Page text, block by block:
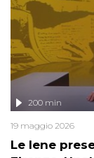
Le Iene
200 min
19 maggio 2026